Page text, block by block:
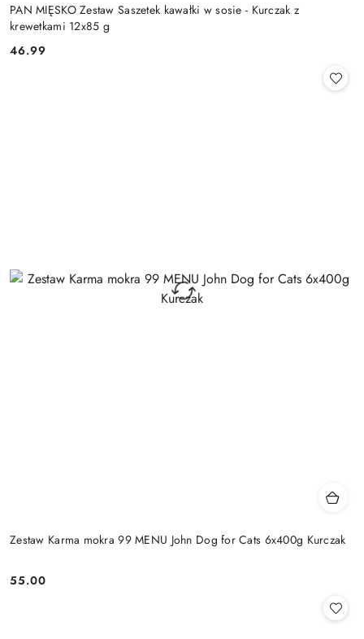
PAN MIĘSKO Zestaw Saszetek kawałki w sosie - Kurczak z
krewetkami 12x85 g
Cena:
46.99
Zestaw Karma mokra 99 MENU John Dog for Cats 6x400g Kurczak
Cena:
55.00